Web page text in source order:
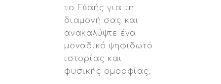
το Εὐαής για τη
διαμονή σας και
ανακαλύψτε ένα
μοναδικό ψηφιδωτό
ιστορίας και
φυσικής ομορφίας.